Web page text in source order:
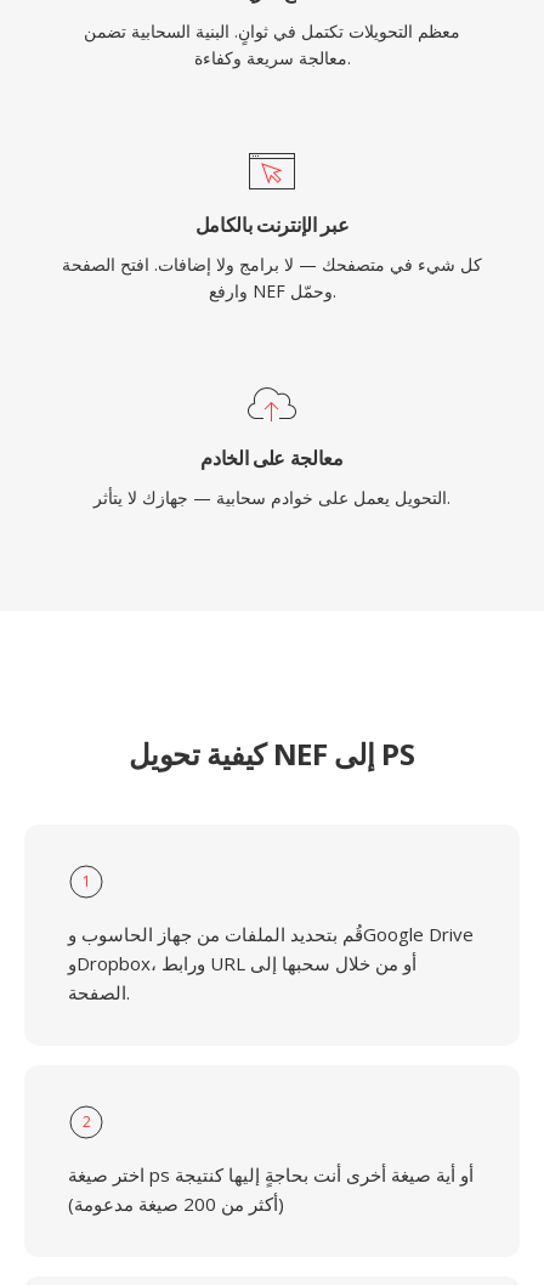
معظم التحويلات تكتمل في ثوانٍ. البنية السحابية تضمن
معالجة سريعة وكفاءة.
عبر الإنترنت بالكامل
كل شيء في متصفحك — لا برامج ولا إضافات. افتح الصفحة
وارفع NEF وحمّل.
معالجة على الخادم
التحويل يعمل على خوادم سحابية — جهازك لا يتأثر.
كيفية تحويل NEF إلى PS
1
قُم بتحديد الملفات من جهاز الحاسوب وGoogle Drive
وDropbox، ورابط URL أو من خلال سحبها إلى
الصفحة.
2
اختر صيغة ps أو أية صيغة أخرى أنت بحاجةٍ إليها كنتيجة
(أكثر من 200 صيغة مدعومة)